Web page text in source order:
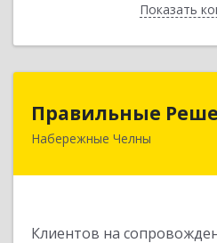
ПоказатьНазад
Правильные
Набережные Челны
Клиентов на
423832, Татарстан